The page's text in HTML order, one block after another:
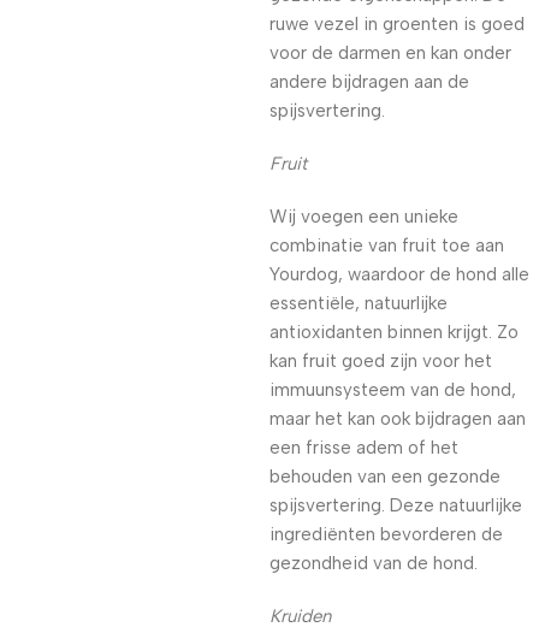
ruwe vezel in groenten is goed
voor de darmen en kan onder
andere bijdragen aan de
spijsvertering.
Fruit
Wij voegen een unieke
combinatie van fruit toe aan
Yourdog, waardoor de hond alle
essentiële, natuurlijke
antioxidanten binnen krijgt. Zo
kan fruit goed zijn voor het
immuunsysteem van de hond,
maar het kan ook bijdragen aan
een frisse adem of het
behouden van een gezonde
spijsvertering. Deze natuurlijke
ingrediënten bevorderen de
gezondheid van de hond.
Kruiden